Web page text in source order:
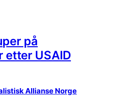
på
etter USAID
Allianse Norge